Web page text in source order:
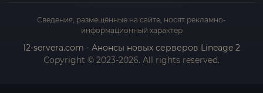
Сведения, размещённые на сайте, носят рекламно-
информационный характер
l2-servera.com - Анонсы новых серверов Lineage 2
Copyright © 2023-2026. All rights reserved.